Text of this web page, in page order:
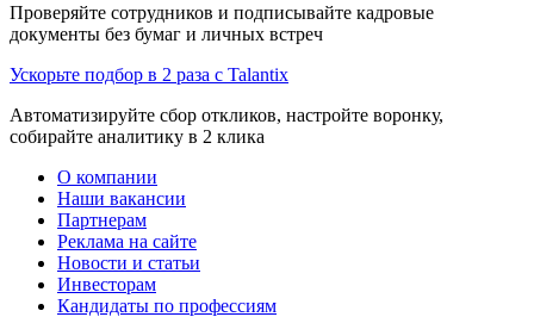
Проверяйте сотрудников и подписывайте кадровые
документы без бумаг и личных встреч
Ускорьте подбор в 2 раза с Talantix
Автоматизируйте сбор откликов, настройте воронку,
собирайте аналитику в 2 клика
О компании
Наши вакансии
Партнерам
Реклама на сайте
Новости и статьи
Инвесторам
Кандидаты по профессиям